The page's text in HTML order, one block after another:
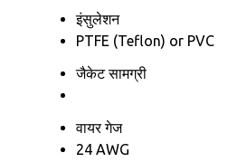
इंसुलेशन
PTFE (Teflon) or PVC
जैकेट सामग्री
वायर गेज
24 AWG